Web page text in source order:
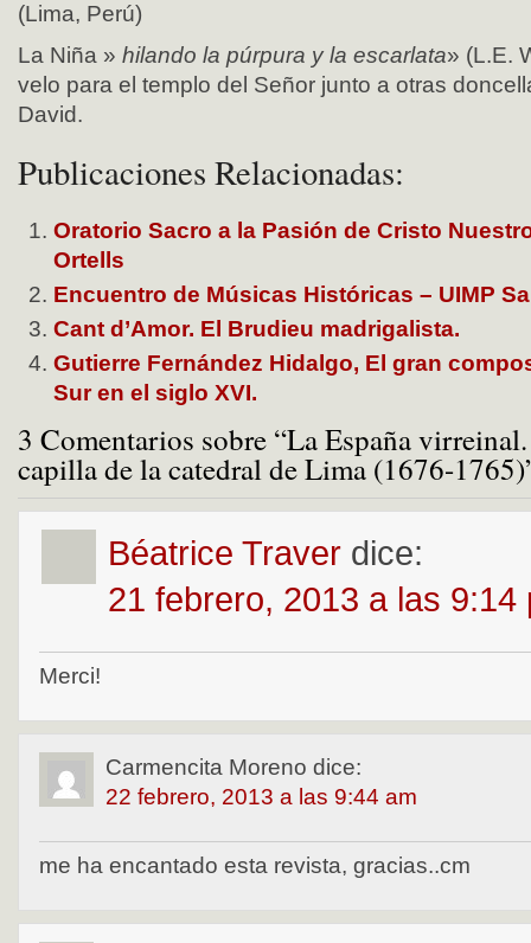
(Lima, Perú)
La Niña » hilando la púrpura y la escarlata» (L.E.
velo para el templo del Señor junto a otras
David.
Publicaciones Relacionadas:
Oratorio Sacro a la Pasión de Cristo
Ortells
Encuentro de Músicas Históricas – UIMP
Cant d’Amor. El Brudieu madrigalista.
Gutierre Fernández Hidalgo, El gran
Sur en el siglo XVI.
3 Comentarios sobre “La España
capilla de la catedral de Lima (1676-
Béatrice Traver dice:
21 febrero, 2013 a las 9:14
Merci!
Carmencita Moreno dice:
22 febrero, 2013 a las 9:44 am
me ha encantado esta revista, gracias..cm